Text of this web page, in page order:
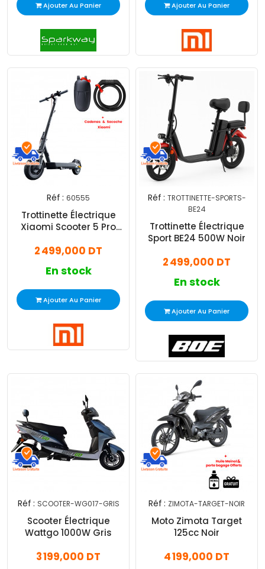
Ajouter Au Panier Ajouter Au Panier
Réf : 60555
Trottinette Électrique
Xiaomi Scooter 5 Pro
2 499,000 DT
En stock
Ajouter Au Panier
Réf : TROTTINETTE-SPORTS-
BE24
Trottinette Électrique
Sport BE24 500W Noir
2 499,000 DT
En stock
Ajouter Au Panier
Réf : SCOOTER-WG017-GRIS
Scooter Électrique
Wattgo 1000W Gris
3 199,000 DT
Réf : ZIMOTA-TARGET-NOIR
Moto Zimota Target
125cc Noir
4 199,000 DT